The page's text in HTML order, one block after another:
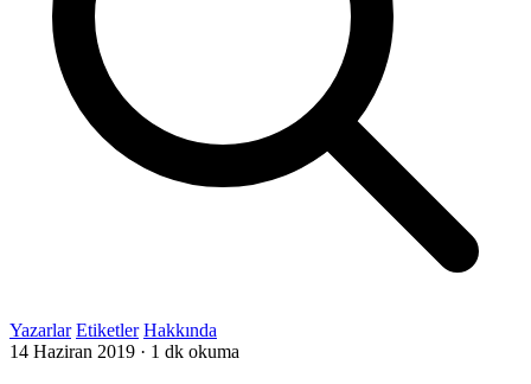
Yazarlar Etiketler Hakkında
14 Haziran 2019 · 1 dk okuma